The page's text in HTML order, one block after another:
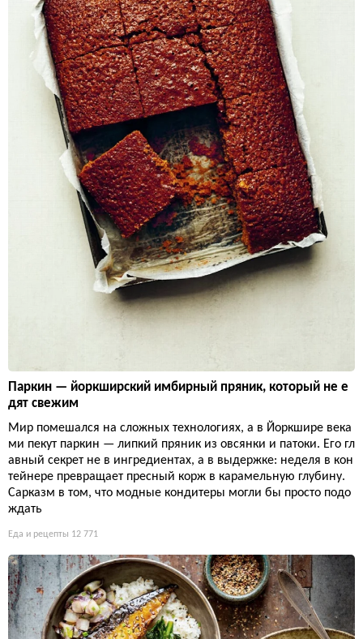
Паркин — йоркширский имбирный пряник, который не е
дят свежим
Мир помешался на сложных технологиях, а в Йоркшире века
ми пекут паркин — липкий пряник из овсянки и патоки. Его гл
авный секрет не в ингредиентах, а в выдержке: неделя в кон
тейнере превращает пресный корж в карамельную глубину.
Сарказм в том, что модные кондитеры могли бы просто подо
ждать
Еда и рецепты 12 771